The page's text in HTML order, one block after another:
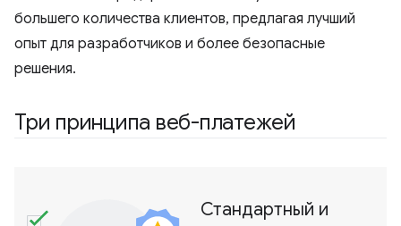
большего количества клиентов, предлагая лучший
опыт для разработчиков и более безопасные
решения.
Три принципа веб-платежей
Стандартный и